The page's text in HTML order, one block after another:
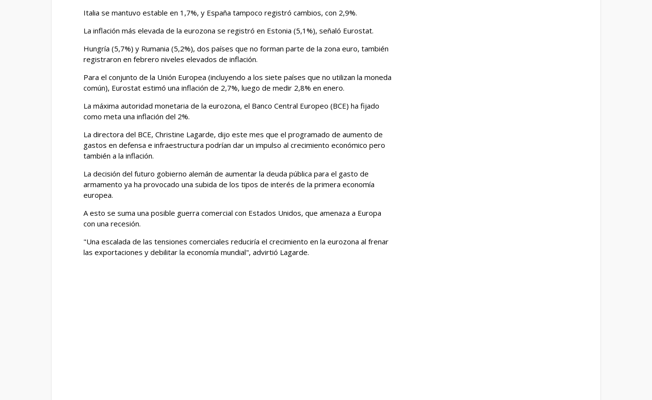
Italia se mantuvo estable en 1,7%, y España tampoco registró cambios, con 2,9%.
La inflación más elevada de la eurozona se registró en Estonia (5,1%), señaló Eurostat.
Hungría (5,7%) y Rumania (5,2%), dos países que no forman parte de la zona euro, también
registraron en febrero niveles elevados de inflación.
Para el conjunto de la Unión Europea (incluyendo a los siete países que no utilizan la moneda
común), Eurostat estimó una inflación de 2,7%, luego de medir 2,8% en enero.
La máxima autoridad monetaria de la eurozona, el Banco Central Europeo (BCE) ha fijado
como meta una inflación del 2%.
La directora del BCE, Christine Lagarde, dijo este mes que el programado de aumento de
gastos en defensa e infraestructura podrían dar un impulso al crecimiento económico pero
también a la inflación.
La decisión del futuro gobierno alemán de aumentar la deuda pública para el gasto de
armamento ya ha provocado una subida de los tipos de interés de la primera economía
europea.
A esto se suma una posible guerra comercial con Estados Unidos, que amenaza a Europa
con una recesión.
"Una escalada de las tensiones comerciales reduciría el crecimiento en la eurozona al frenar
las exportaciones y debilitar la economía mundial", advirtió Lagarde.